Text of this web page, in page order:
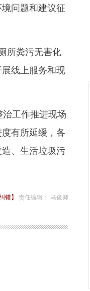
问题和建议征
所粪污无害化
线上服务和现
工作推进现场
有所延缓，各
、生活垃圾污
错】 责任编辑： 马俊卿